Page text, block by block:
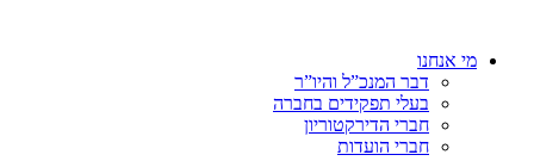
מי אנחנו
דבר המנכ”ל והיו”ר
בעלי תפקידים בחברה
חברי הדירקטוריון
חברי הועדות